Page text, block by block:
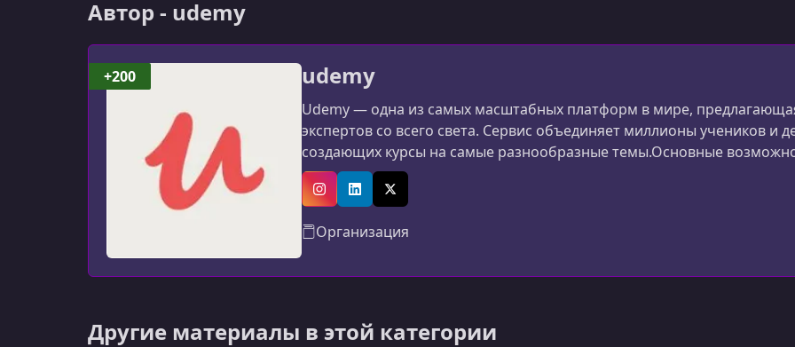
Автор - udemy
udemy
Udemy — одна из самых масштабных платформ в мире,
экспертов со всего света. Сервис объединяет миллионы учеников и
создающих курсы на самые разнообразные темы.Основные
программирования и дизайна до маркетинга, психологии и личной
авторов: материалы создаются специалистами из разных
InstagramLinkedInX (Twitter)
Организация
+200
Другие материалы в этой категории